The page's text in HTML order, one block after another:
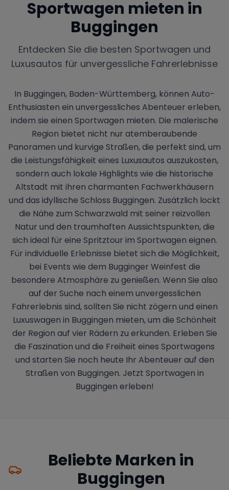
Sportwagen mieten in
Buggingen
Entdecken Sie die besten Sportwagen und
Luxusautos für unvergessliche Fahrerlebnisse
In Buggingen, Baden-Württemberg, können Auto-
Enthusiasten ein unvergessliches Abenteuer erleben,
indem sie einen Sportwagen mieten. Die malerische
Region bietet nicht nur atemberaubende
Panoramen und kurvige Straßen, die perfekt sind, um
die Leistungsfähigkeit eines Luxusautos auszukosten,
sondern auch lokale Highlights wie die historische
Altstadt mit ihren charmanten Fachwerkhäusern
und das idyllische Schloss Buggingen. Zusätzlich lockt
die Nähe zum Schwarzwald mit seiner reizvollen
Natur und den traumhaften Aussichtspunkten, die
sich ideal für eine Spritztour im Sportwagen eignen.
Für individuelle Erlebnisse bietet sich die Möglichkeit,
bei Events wie dem Bugginger Weinfest die
besondere Atmosphäre zu genießen. Wenn Sie also
auf der Suche nach einem unvergesslichen
Fahrerlebnis sind, sollten Sie nicht zögern und einen
Luxuswagen in Buggingen mieten, um die Schönheit
der Region auf vier Rädern zu erkunden. Erleben Sie
die Faszination und die Freiheit eines Sportwagens
und starten Sie noch heute Ihr Abenteuer auf den
Straßen von Buggingen. Jetzt Sportwagen in
Buggingen erleben!
Beliebte Marken in
Buggingen